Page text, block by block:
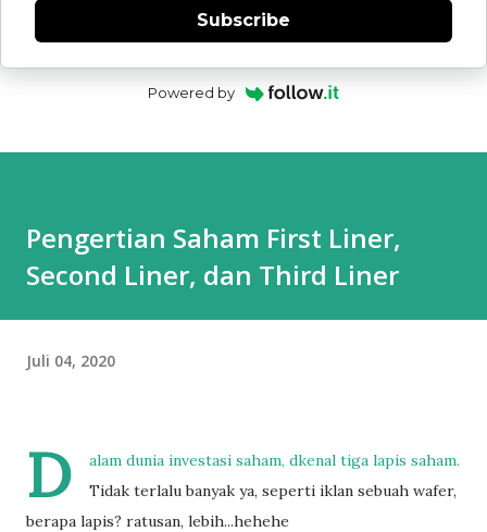
Subscribe
Powered by
Pengertian Saham First Liner,
Second Liner, dan Third Liner
Juli 04, 2020
D
alam dunia investasi saham, dkenal tiga lapis saham.
Tidak terlalu banyak ya, seperti iklan sebuah wafer,
berapa lapis? ratusan, lebih...hehehe